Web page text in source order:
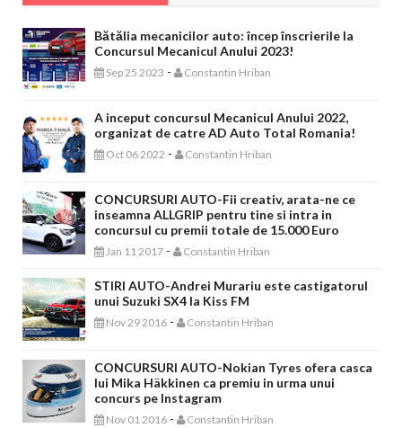
Bătălia mecanicilor auto: încep înscrierile la
Concursul Mecanicul Anului 2023!
Sep 25 2023 - Constantin Hriban
A inceput concursul Mecanicul Anului 2022,
organizat de catre AD Auto Total Romania!
Oct 06 2022 - Constantin Hriban
CONCURSURI AUTO-Fii creativ, arata-ne ce
inseamna ALLGRIP pentru tine si intra in
concursul cu premii totale de 15.000 Euro
Jan 11 2017 - Constantin Hriban
STIRI AUTO-Andrei Murariu este castigatorul
unui Suzuki SX4 la Kiss FM
Nov 29 2016 - Constantin Hriban
CONCURSURI AUTO-Nokian Tyres ofera casca
lui Mika Häkkinen ca premiu in urma unui
concurs pe Instagram
Nov 01 2016 - Constantin Hriban